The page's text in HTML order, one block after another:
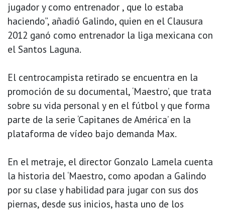
jugador y como entrenador , que lo estaba
haciendo”, añadió Galindo, quien en el Clausura
2012 ganó como entrenador la liga mexicana con
el Santos Laguna.
El centrocampista retirado se encuentra en la
promoción de su documental, ‘Maestro’, que trata
sobre su vida personal y en el fútbol y que forma
parte de la serie ‘Capitanes de América’ en la
plataforma de vídeo bajo demanda Max.
En el metraje, el director Gonzalo Lamela cuenta
la historia del ‘Maestro, como apodan a Galindo
por su clase y habilidad para jugar con sus dos
piernas, desde sus inicios, hasta uno de los